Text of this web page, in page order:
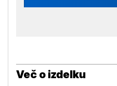
Več o izdelku